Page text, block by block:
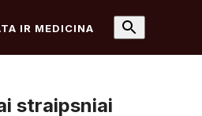
IR MEDICINA
straipsniai